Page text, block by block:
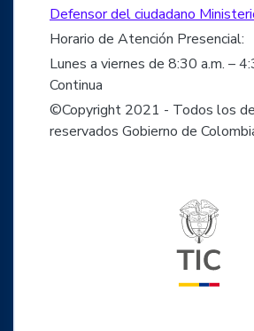
Defensor del ciudadano
Horario de Atención Presencial:
Lunes a viernes de 8:30 a.m. –
Continua
©Copyright 2021 - Todos los
reservados Gobierno de